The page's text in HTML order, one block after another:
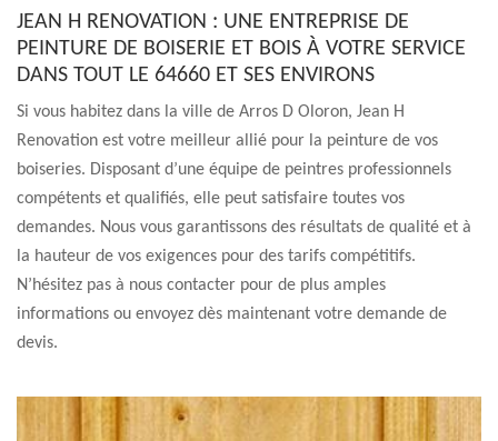
JEAN H RENOVATION : UNE ENTREPRISE DE
PEINTURE DE BOISERIE ET BOIS À VOTRE SERVICE
DANS TOUT LE 64660 ET SES ENVIRONS
Si vous habitez dans la ville de Arros D Oloron, Jean H
Renovation est votre meilleur allié pour la peinture de vos
boiseries. Disposant d’une équipe de peintres professionnels
compétents et qualifiés, elle peut satisfaire toutes vos
demandes. Nous vous garantissons des résultats de qualité et à
la hauteur de vos exigences pour des tarifs compétitifs.
N’hésitez pas à nous contacter pour de plus amples
informations ou envoyez dès maintenant votre demande de
devis.